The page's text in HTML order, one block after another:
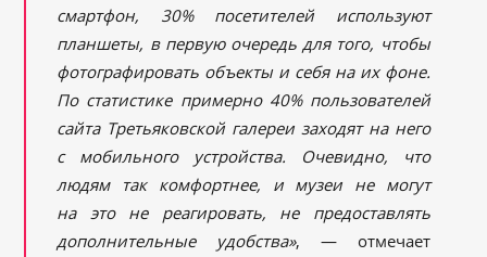
смартфон, 30% посетителей используют
планшеты, в первую очередь для того, чтобы
фотографировать объекты и себя на их фоне.
По статистике примерно 40% пользователей
сайта Третьяковской галереи заходят на него
с мобильного устройства. Очевидно, что
людям так комфортнее, и музеи не могут
на это не реагировать, не предоставлять
дополнительные удобства», — отмечает